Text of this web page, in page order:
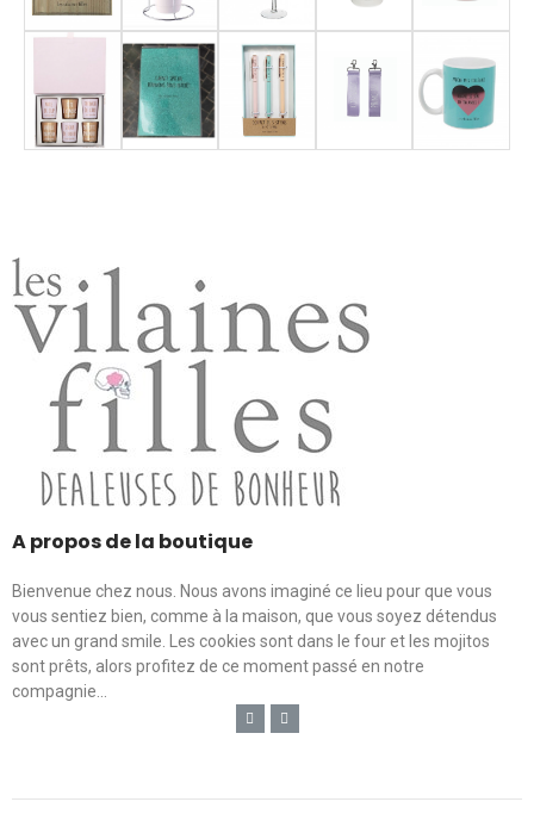
A propos de la boutique
Bienvenue chez nous. Nous avons imaginé ce lieu pour que vous
vous sentiez bien, comme à la maison, que vous soyez détendus
avec un grand smile. Les cookies sont dans le four et les mojitos
sont prêts, alors profitez de ce moment passé en notre
compagnie...